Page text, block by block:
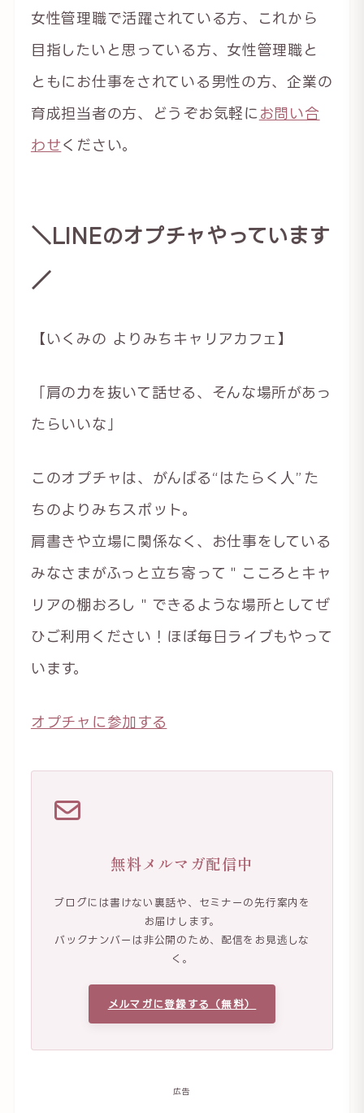
女性管理職で活躍されている方、これから
目指したいと思っている方、女性管理職と
ともにお仕事をされている男性の方、企業の
育成担当者の方、どうぞお気軽に お問い合
わせ ください。
＼LINEのオプチャやっています
／
【いくみの よりみちキャリアカフェ】
「肩の力を抜いて話せる、そんな場所があっ
たらいいな」
このオプチャは、がんばる“はたらく人”た
ちのよりみちスポット。
肩書きや立場に関係なく、お仕事をしている
みなさまがふっと立ち寄って＂こころとキャ
リアの棚おろし＂できるような場所としてぜ
ひご利用ください！ほぼ毎日ライブもやって
います。
オプチャに参加する
無料メルマガ配信中
ブログには書けない裏話や、セミナーの先行案内を
お届けします。
バックナンバーは非公開のため、配信をお見逃しな
く。
メルマガに登録する（無料）
広告